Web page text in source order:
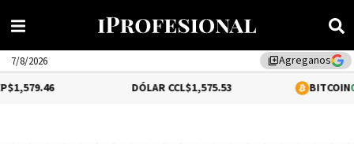
library_addAgreganos
7/8/2026
DÓLAR CCL$1,575.53 BITCOIN0.92%